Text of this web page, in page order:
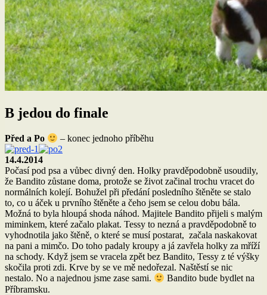
B jedou do finale
Před a Po – konec jednoho příběhu
14.4.2014
Počasí pod psa a vůbec divný den. Holky pravděpodobně usoudily,
že Bandito zůstane doma, protože se život začinal trochu vracet do
normálních kolejí. Bohužel při předání posledního štěněte se stalo
to, co u áček u prvního štěněte a čeho jsem se celou dobu bála.
Možná to byla hloupá shoda náhod. Majitele Bandito přijeli s malým
miminkem, které začalo plakat. Tessy to nezná a pravděpodobně to
vyhodnotila jako štěně, o které se musí postarat, začala naskakovat
na pani a mimčo. Do toho padaly kroupy a já zavřela holky za mříží
na schody. Když jsem se vracela zpět bez Bandito, Tessy z té výšky
skočila proti zdi. Krve by se ve mě nedořezal. Naštěstí se nic
nestalo. No a najednou jsme zase sami.
Bandito bude bydlet na
Příbramsku.